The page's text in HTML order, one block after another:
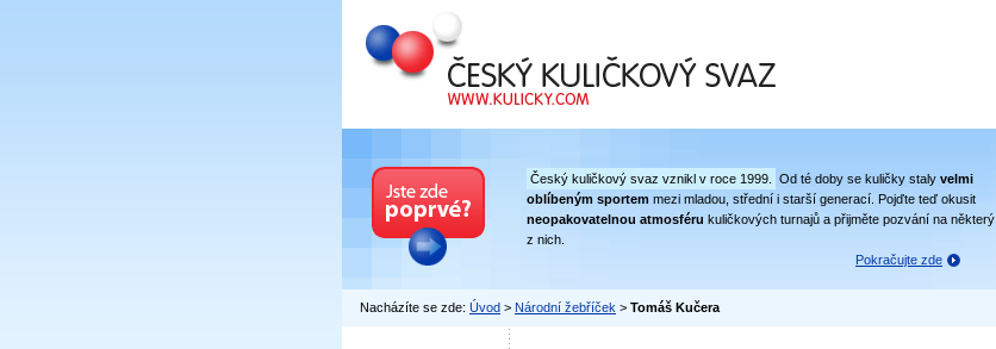
Český kuličkový svaz
Český kuličkový svaz vznikl v roce 1999. Od té doby se kuličky staly velmi
oblíbeným sportem mezi mladou, střední i starší generací. Pojďte teď okusit
neopakovatelnou atmosféru kuličkových turnajů a přijměte pozvání na některý
z nich.
Pokračujte zde
Nacházíte se zde: Úvod > Národní žebříček > Tomáš Kučera